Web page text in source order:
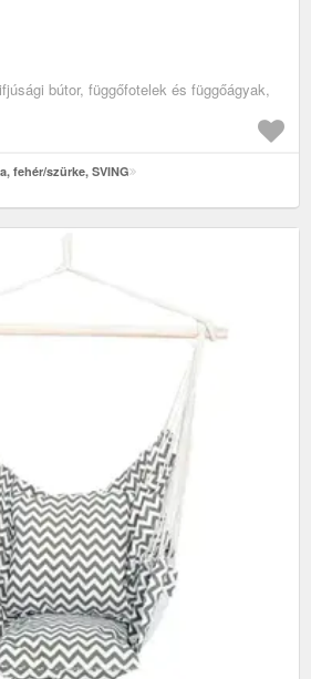
bútor, függőfotelek és függőágyak,
fehér/szürke, SVING